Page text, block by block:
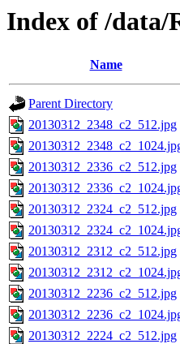
Index of /data/
Name
Parent Directory
20130312_2348_c2_512.jpg
20130312_2336_c2_512.jpg
20130312_2324_c2_512.jpg
20130312_2312_c2_512.jpg
20130312_2236_c2_512.jpg
20130312_2224_c2_512.jpg